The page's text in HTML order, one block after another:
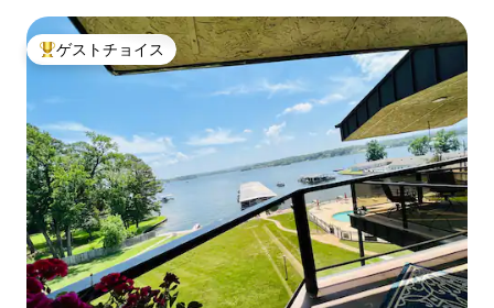
大好評のゲストチョイスです。
ゲストチョイス